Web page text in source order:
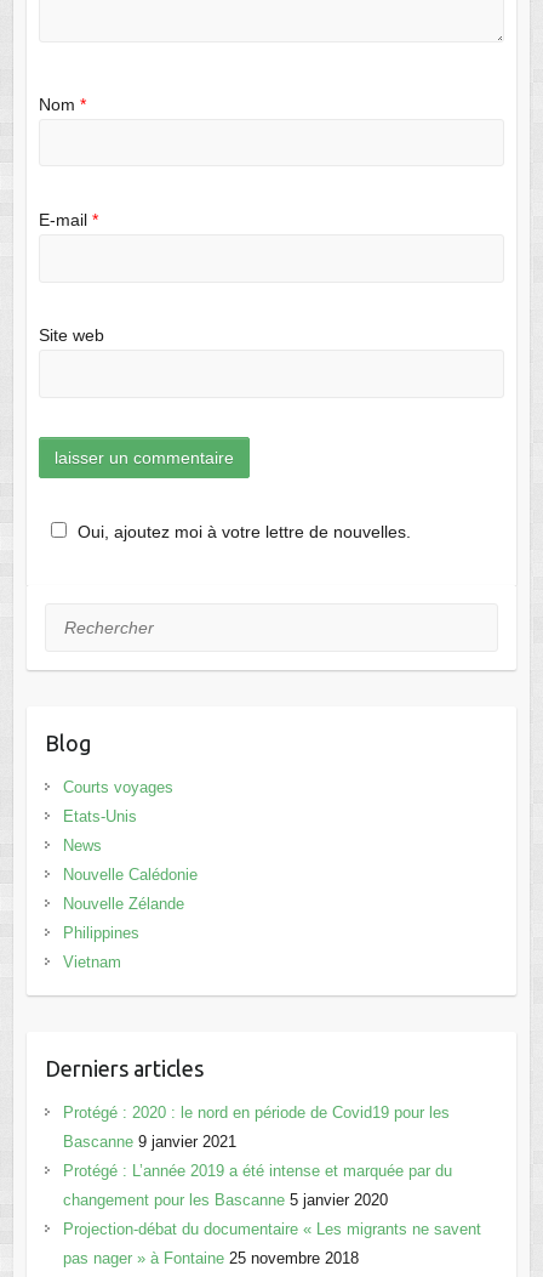
Nom *
E-mail *
Site web
Oui, ajoutez moi à votre lettre de nouvelles.
Rechercher
Blog
Courts voyages
Etats-Unis
News
Nouvelle Calédonie
Nouvelle Zélande
Philippines
Vietnam
Derniers articles
Protégé : 2020 : le nord en période de Covid19 pour les
Bascanne 9 janvier 2021
Protégé : L’année 2019 a été intense et marquée par du
changement pour les Bascanne 5 janvier 2020
Projection-débat du documentaire « Les migrants ne savent
pas nager » à Fontaine 25 novembre 2018